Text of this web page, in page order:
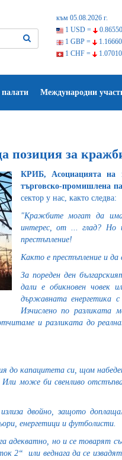
към 05.08.2026 г.
1 USD =
1 GBP =
1 CHF =
Международни
за кражби
КРИБ, Асоциацията на
търговско-промишлена
сектор у нас, както следва:
"Кражбите могат да
интерес, от ... глад? Но
престъпление!
Както е престъпление и да
За пореден ден
дали е обикновен човек
държавната енергетика
Изчислено по разликата
и разликата до
до капацитета си, щом
може би свенливо
двойно, защото
енергетици и футболисти.
адекватно, но и се товарят
2“ или веднага да се